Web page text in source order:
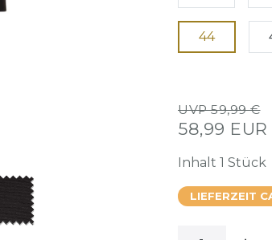
44
UVP 59,99 €
58,99 EUR
Inhalt 1 Stück
LIEFERZEIT